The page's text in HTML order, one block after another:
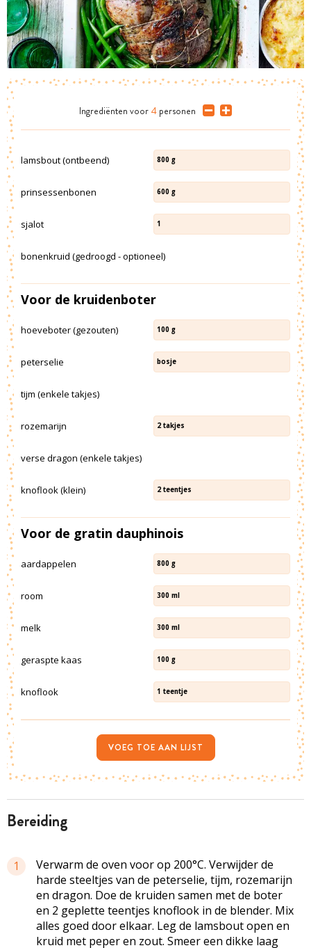
bereiding
1
Verwarm de oven voor op 200°C. Verwijder de
harde steeltjes van de peterselie, tijm, rozemarijn
en dragon. Doe de kruiden samen met de boter
en 2 geplette teentjes knoflook in de blender. Mix
alles goed door elkaar. Leg de lamsbout open en
kruid met peper en zout. Smeer een dikke laag
Ingrediënten voor 4 personen
lamsbout (ontbeend) 800 g
prinsessenbonen 600 g
sjalot 1
bonenkruid (gedroogd - optioneel)
Voor de kruidenboter
hoeveboter (gezouten) 100 g
peterselie bosje
tijm (enkele takjes)
rozemarijn 2 takjes
verse dragon (enkele takjes)
knoflook (klein) 2 teentjes
Voor de gratin dauphinois
aardappelen 800 g
room 300 ml
melk 300 ml
geraspte kaas 100 g
knoflook 1 teentje
VOEG TOE AAN LIJST